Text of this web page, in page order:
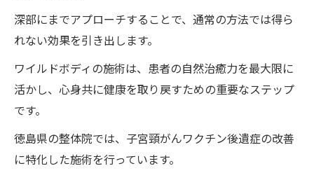
深部にまでアプローチすることで、通常の方法では得ら
れない効果を引き出します。
ワイルドボディの施術は、患者の自然治癒力を最大限に
活かし、心身共に健康を取り戻すための重要なステップ
です。
徳島県の整体院では、子宮頸がんワクチン後遺症の改善
に特化した施術を行っています。